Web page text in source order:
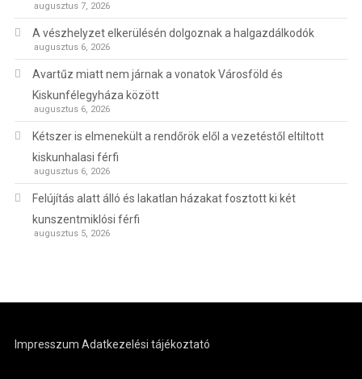
augusztus 7, 2026
A vészhelyzet elkerülésén dolgoznak a halgazdálkodók
augusztus 6, 2026
Avartűz miatt nem járnak a vonatok Városföld és
Kiskunfélegyháza között
augusztus 6, 2026
Kétszer is elmenekült a rendőrök elől a vezetéstől eltiltott
kiskunhalasi férfi
augusztus 6, 2026
Felújítás alatt álló és lakatlan házakat fosztott ki két
kunszentmiklósi férfi
augusztus 5, 2026
Impresszum Adatkezelési tájékoztató